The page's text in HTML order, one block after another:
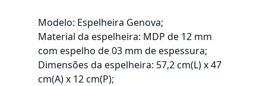
Modelo: Espelheira Genova;
Material da espelheira: MDP de 12 mm
com espelho de 03 mm de espessura;
Dimensões da espelheira: 57,2 cm(L) x 47
cm(A) x 12 cm(P);